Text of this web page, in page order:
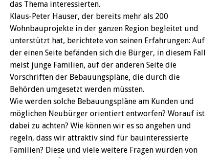
das Thema interessierten.
Klaus-Peter Hauser, der bereits mehr als 200
Wohnbauprojekte in der ganzen Region begleitet und
unterstützt hat, berichtete von seinen Erfahrungen: Auf
der einen Seite befänden sich die Bürger, in diesem Fall
meist junge Familien, auf der anderen Seite die
Vorschriften der Bebauungspläne, die durch die
Behörden umgesetzt werden müssten.
Wie werden solche Bebauungspläne am Kunden und
möglichen Neubürger orientiert entworfen? Worauf ist
dabei zu achten? Wie können wir es so angehen und
regeln, dass wir attraktiv sind für bauinteressierte
Familien? Diese und viele weitere Fragen wurden von